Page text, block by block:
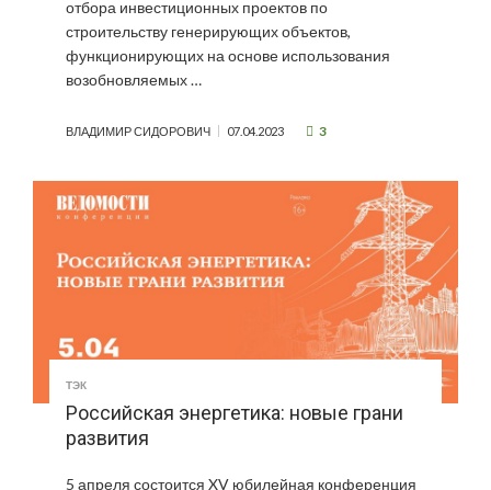
отбора инвестиционных проектов по
строительству генерирующих объектов,
функционирующих на основе использования
возобновляемых …
ВЛАДИМИР СИДОРОВИЧ 07.04.2023 3
ТЭК
Российская энергетика: новые грани
развития
5 апреля состоится XV юбилейная конференция